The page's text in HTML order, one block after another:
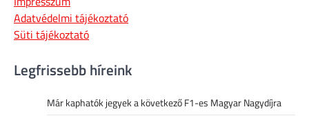
Adatvédelmi tájékoztató
Süti tájékoztató
Legfrissebb híreink
Már kaphatók jegyek a következő F1-es Magyar Nagydíjra